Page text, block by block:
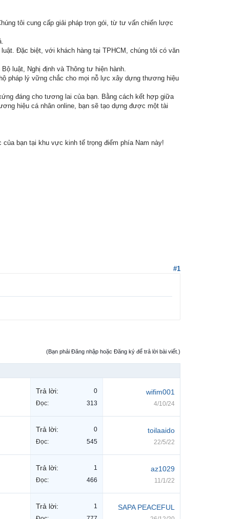
tôi cung cấp giải pháp trọn gói, từ tư vấn chiến lược
Đặc biệt, với khách hàng tại TPHCM, chúng tôi có văn
luật, Nghị định và Thông tư hiện hành.
pháp lý vững chắc cho mọi nỗ lực xây dựng thương hiệu
đáng cho tương lai của bạn. Bằng cách kết hợp giữa
hiệu cá nhân online, bạn sẽ tạo dựng được một tài
bạn tại khu vực kinh tế trọng điểm phía Nam này!
#1
(Bạn phải Đăng nhập hoặc Đăng ký để trả lời bài viết.)
Trả lời:
0
Đọc:
313
wifim001
4/10/24
Trả lời:
0
Đọc:
545
toilaaido
22/5/22
Trả lời:
1
Đọc:
466
az1029
11/1/22
Trả lời:
1
SAPA PEACEFUL